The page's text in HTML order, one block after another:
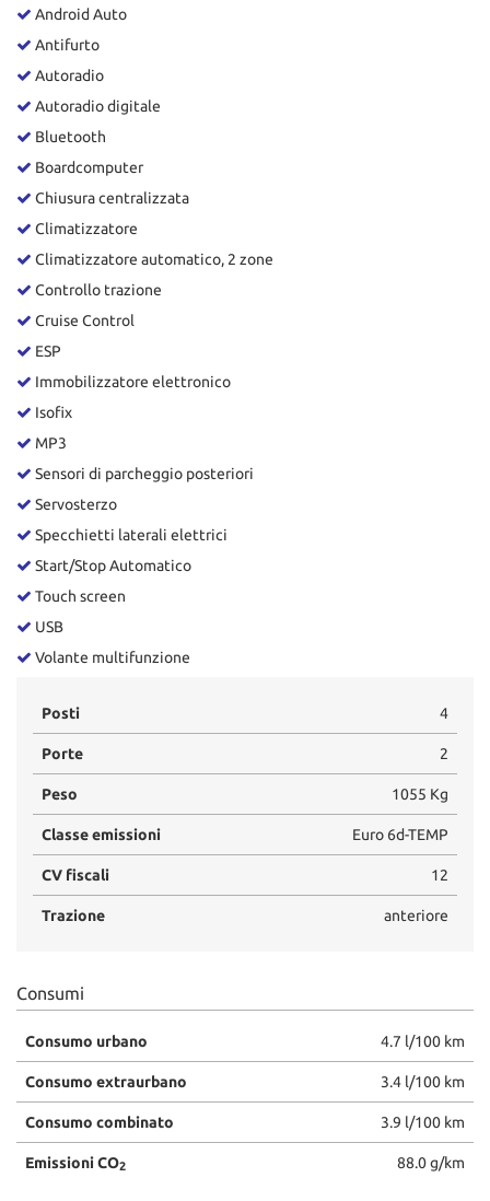
Android Auto
Antifurto
Autoradio
Autoradio digitale
Bluetooth
Boardcomputer
Chiusura centralizzata
Climatizzatore
Climatizzatore automatico, 2 zone
Controllo trazione
Cruise Control
ESP
Immobilizzatore elettronico
Isofix
MP3
Sensori di parcheggio posteriori
Servosterzo
Specchietti laterali elettrici
Start/Stop Automatico
Touch screen
USB
Volante multifunzione
Posti 4
Porte 2
Peso 1055 Kg
Classe emissioni Euro 6d-TEMP
CV fiscali 12
Trazione anteriore
Consumi
Consumo urbano 4.7 l/100 km
Consumo extraurbano 3.4 l/100 km
Consumo combinato 3.9 l/100 km
Emissioni CO2 88.0 g/km